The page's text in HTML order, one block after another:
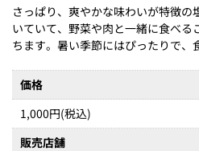
さっぱり、爽やかな味わいが特徴の
いていて、野菜や肉と一緒に食べる
ちます。暑い季節にはぴったりで、
価格
1,000円(税込)
販売店舗